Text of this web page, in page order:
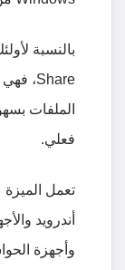
بالنسبة
Share، فهي
الملفات
فعلي.
تعمل الميزة
أندرويد
وأجهزة